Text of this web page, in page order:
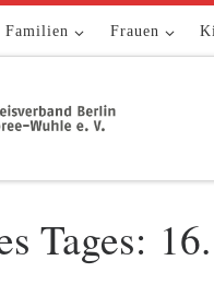
Familien Frauen
Tages: